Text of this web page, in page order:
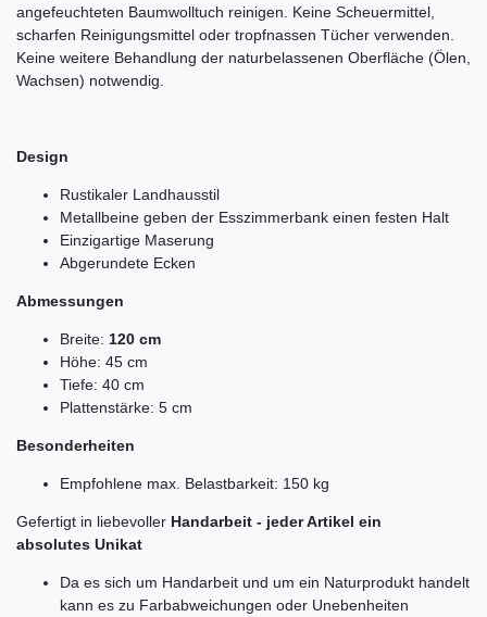
angefeuchteten Baumwolltuch reinigen. Keine Scheuermittel,
scharfen Reinigungsmittel oder tropfnassen Tücher verwenden.
Keine weitere Behandlung der naturbelassenen Oberfläche (Ölen,
Wachsen) notwendig.
Design
Rustikaler Landhausstil
Metallbeine geben der Esszimmerbank einen festen Halt
Einzigartige Maserung
Abgerundete Ecken
Abmessungen
Breite: 120 cm
Höhe: 45 cm
Tiefe: 40 cm
Plattenstärke: 5 cm
Besonderheiten
Empfohlene max. Belastbarkeit: 150 kg
Gefertigt in liebevoller Handarbeit - jeder Artikel ein
absolutes Unikat
Da es sich um Handarbeit und um ein Naturprodukt handelt
kann es zu Farbabweichungen oder Unebenheiten